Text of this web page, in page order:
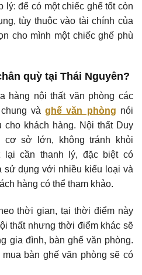
lý: để có một chiếc ghế tốt còn
tùy thuộc vào tài chính của
cho mình một chiếc ghế phù
quỳ tại Thái Nguyên?
hàng nội thất văn phòng các
chung vàghế văn phòng nói
khách hàng. Nội thất Duy
cơ sở lớn, không tránh khỏi
lại cần thanh lý, đặc biệt có
sử dụng với nhiều kiểu loại và
hàng có thể tham khảo.
thời gian, tại thời điểm này
thất nhưng thời điểm khác sẽ
gia đình, bàn ghế văn phòng.
bàn ghế văn phòng sẽ có